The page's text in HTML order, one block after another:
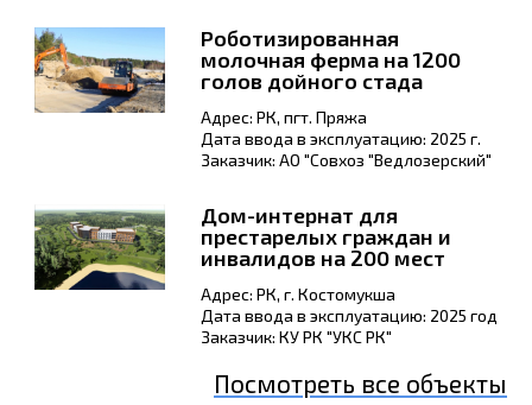
Роботизированная
молочная ферма на 1200
голов дойного стада
Адрес: РК, пгт. Пряжа
Дата ввода в эксплуатацию: 2025 г.
Заказчик: АО "Совхоз "Ведлозерский"
Дом-интернат для
престарелых граждан и
инвалидов на 200 мест
Адрес: РК, г. Костомукша
Дата ввода в эксплуатацию: 2025 год
Заказчик: КУ РК "УКС РК"
Посмотреть все объекты